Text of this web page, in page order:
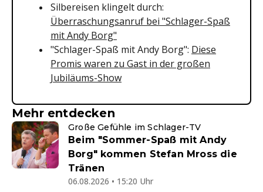
Silbereisen klingelt durch:
Überraschungsanruf bei "Schlager-Spaß
mit Andy Borg"
"Schlager-Spaß mit Andy Borg": Diese
Promis waren zu Gast in der großen
Jubiläums-Show
Mehr entdecken
Große Gefühle im Schlager-TV
Beim "Sommer-Spaß mit Andy
Borg" kommen Stefan Mross die
Tränen
06.08.2026 • 15:20 Uhr